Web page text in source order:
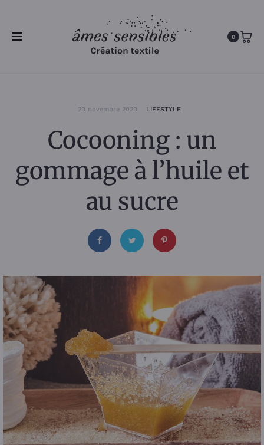
0
20 novembre 2020 LIFESTYLE
Cocooning : un
gommage à l’huile et
au sucre